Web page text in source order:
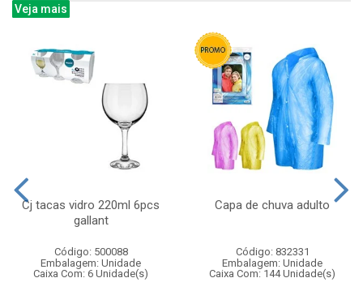
Veja mais
Cj tacas vidro 220ml 6pcs
gallant
Código: 500088
Embalagem: Unidade
Caixa Com: 6 Unidade(s)
Capa de chuva adulto
Código: 832331
Embalagem: Unidade
Caixa Com: 144 Unidade(s)